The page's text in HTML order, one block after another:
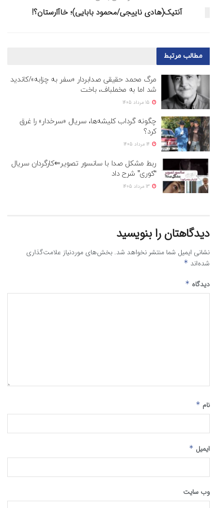
آنتیک(هادی ناییجی/محمود بابایی)؛ خاآارستان؟!
مطالب مرتبط
مرگ محمد حقیقی صدابردار «سفر به چزابه»/کاندید
شد اما به مخملباف، باخت
چگونه گرداب کلیشه‌ها، سریال «سرخدار» را غرق
کرد؟
ربط مشکل صدا با سانسور تصویر⇐کارگردان سریال
“کوری” شرح داد
دیدگاهتان را بنویسید
نشانی ایمیل شما منتشر نخواهد شد. بخش‌های موردنیاز علامت‌گذاری
شده‌اند *
دیدگاه *
نام *
ایمیل *
وب‌ سایت